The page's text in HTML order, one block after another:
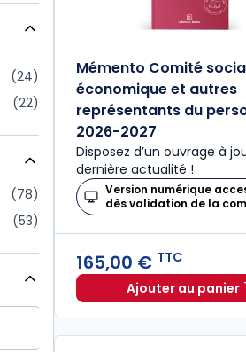
24
22
78
53
Mémento Comité
économique et autres
représentants du
2026-2027
Disposez d’un ouvrage à
dernière actualité !
Version numérique
dès validation de la
165,00 € TTC
Ajouter au panier